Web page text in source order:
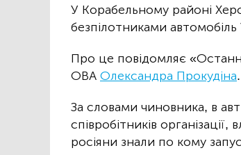
У Корабельному районі
безпілотниками
Про це повідомляє
ОВА Олександра Прокудіна.
За словами чиновника, в
співробітників
росіяни знали по кому